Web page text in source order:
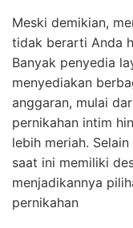
Meski demikian,
tidak berarti Anda
Banyak penyedia
menyediakan
anggaran, mulai
pernikahan intim
lebih meriah.
saat ini memiliki
menjadikannya
pernikahan